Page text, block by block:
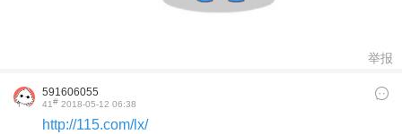
举报
591606055
41# 2018-05-12 06:38
http://115.com/lx/